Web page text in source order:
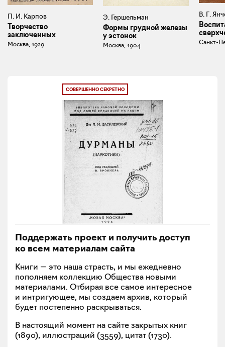
П. И. Карпов
Творчество
заключенных
Москва, 1929
Э. Гершельман
Формы грудной железы
у эстонок
Москва, 1904
В. Г.
Санкт-
СОВЕРШЕННО СЕКРЕТНО
Поддержать проект и получить доступ
ко всем материалам сайта
Книги — это наша страсть, и мы ежедневно
пополняем коллекцию Общества новыми
материалами. Отбирая все самое интересное
и интригующее, мы создаем архив, который
будет постепенно раскрываться.
В настоящий момент на сайте закрытых книг
(1890), иллюстраций (3559), цитат (1730).